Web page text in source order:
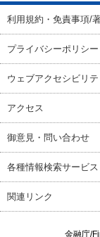
利用規約・免責事項/
プライバシーポリシー
ウェブアクセシビリテ
アクセス
御意見・問い合わせ
各種情報検索サービス
関連リンク
金融庁/